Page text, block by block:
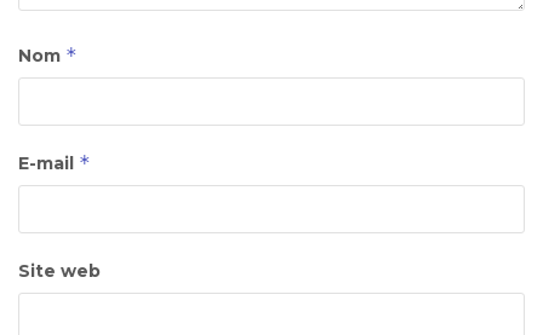
Nom *
E-mail *
Site web